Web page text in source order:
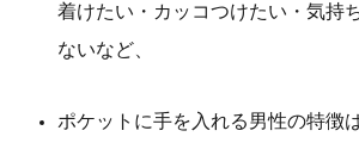
着けたい・カッコつけたい・気持
ないなど、
ポケットに手を入れる男性の特徴